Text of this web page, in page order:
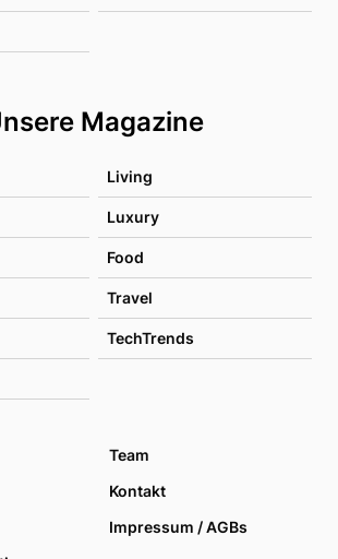
Magazine
Living
Luxury
Food
Travel
TechTrends
Team
Kontakt
Impressum / AGBs